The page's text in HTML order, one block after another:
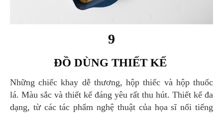
9
ĐỒ DÙNG THIẾT KẾ
Những chiếc khay dễ thương, hộp thiếc và hộp thuốc
lá. Màu sắc và thiết kế đáng yêu rất thu hút. Thiết kế đa
dạng, từ các tác phẩm nghệ thuật của họa sĩ nổi tiếng